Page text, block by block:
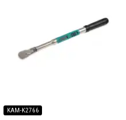
KAM-K2766